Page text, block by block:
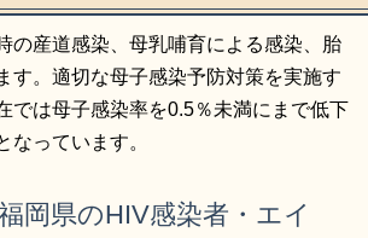
の産道感染、母乳哺育による感染、胎
す。適切な母子感染予防対策を実施す
では母子感染率を0.5％未満にまで低下
なっています。
岡県のHIV感染者・エイ